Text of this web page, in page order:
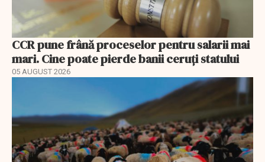
CCR pune frână proceselor pentru salarii mai
mari. Cine poate pierde banii ceruți statului
05 AUGUST 2026